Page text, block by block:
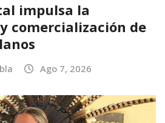
impulsa la
comercialización de
Ago 7, 2026